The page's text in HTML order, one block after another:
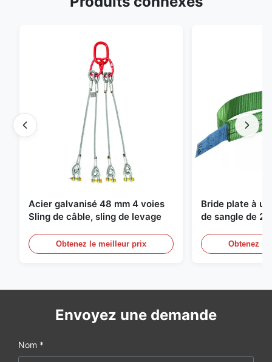
Acier galvanisé 48 mm 4 voies
Sling de câble, sling de levage
Obtenez le meilleur prix
Bride plate à
de sangle de 2
Obtenez
Envoyez une demande
Nom *